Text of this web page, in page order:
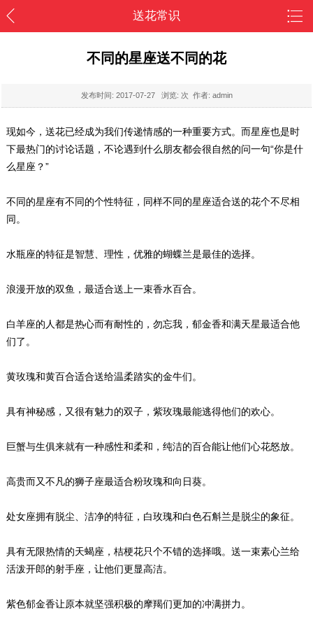
送花常识
不同的星座送不同的花
发布时间: 2017-07-27浏览: 次 作者: admin
现如今，送花已经成为我们传递情感的一种重要方式。而星座也是时
下最热门的讨论话题，不论遇到什么朋友都会很自然的问一句“你是什
么星座？”
不同的星座有不同的个性特征，同样不同的星座适合送的花个不尽相
同。
水瓶座的特征是智慧、理性，优雅的蝴蝶兰是最佳的选择。
浪漫开放的双鱼，最适合送上一束香水百合。
白羊座的人都是热心而有耐性的，勿忘我，郁金香和满天星最适合他
们了。
黄玫瑰和黄百合适合送给温柔踏实的金牛们。
具有神秘感，又很有魅力的双子，紫玫瑰最能逃得他们的欢心。
巨蟹与生俱来就有一种感性和柔和，纯洁的百合能让他们心花怒放。
高贵而又不凡的狮子座最适合粉玫瑰和向日葵。
处女座拥有脱尘、洁净的特征，白玫瑰和白色石斛兰是脱尘的象征。
具有无限热情的天蝎座，桔梗花只个不错的选择哦。送一束素心兰给
活泼开郎的射手座，让他们更显高洁。
紫色郁金香让原本就坚强积极的摩羯们更加的冲满拼力。